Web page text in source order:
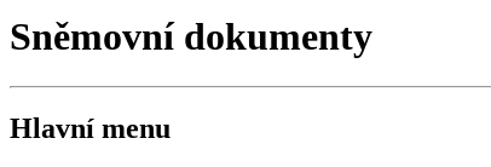
Sněmovní dokumenty
Hlavní menu